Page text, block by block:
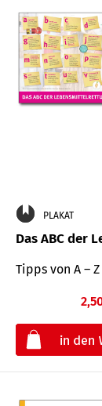
PLAKAT
Das ABC der
Tipps von A –